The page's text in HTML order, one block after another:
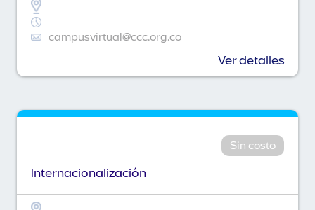
campusvirtual@ccc.org.co
Ver detalles
Sin costo
Internacionalización